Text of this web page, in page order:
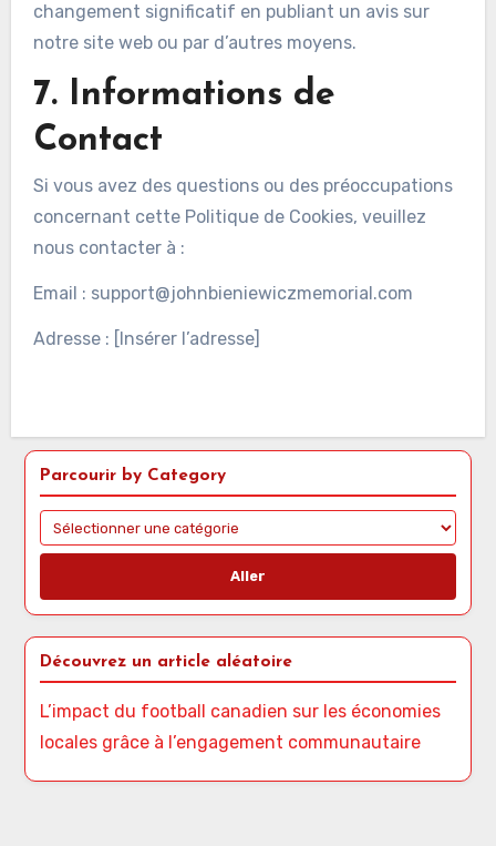
changement significatif en publiant un avis sur
notre site web ou par d’autres moyens.
7. Informations de
Contact
Si vous avez des questions ou des préoccupations
concernant cette Politique de Cookies, veuillez
nous contacter à :
Email : support@johnbieniewiczmemorial.com
Adresse : [Insérer l’adresse]
Parcourir by Category
Aller
Découvrez un article aléatoire
L’impact du football canadien sur les économies
locales grâce à l’engagement communautaire